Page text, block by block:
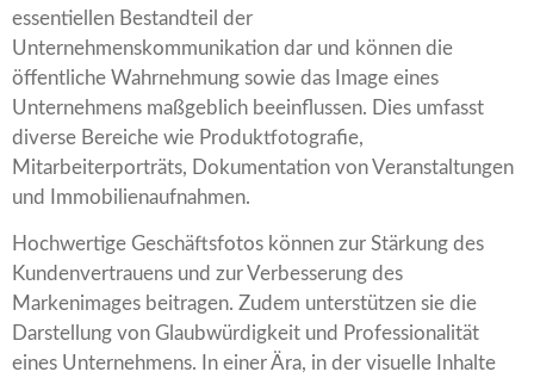
essentiellen Bestandteil der
Unternehmenskommunikation dar und können die
öffentliche Wahrnehmung sowie das Image eines
Unternehmens maßgeblich beeinflussen. Dies umfasst
diverse Bereiche wie Produktfotografie,
Mitarbeiterporträts, Dokumentation von Veranstaltungen
und Immobilienaufnahmen.
Hochwertige Geschäftsfotos können zur Stärkung des
Kundenvertrauens und zur Verbesserung des
Markenimages beitragen. Zudem unterstützen sie die
Darstellung von Glaubwürdigkeit und Professionalität
eines Unternehmens. In einer Ära, in der visuelle Inhalte